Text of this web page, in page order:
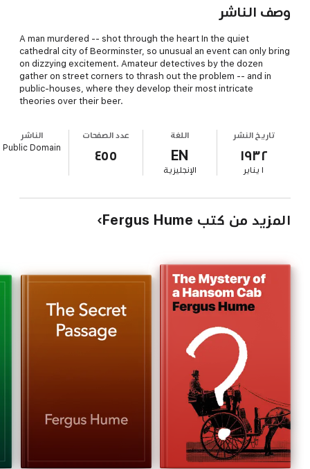
وصف الناشر
A man murdered -- shot through the heart In the quiet
cathedral city of Beorminster, so unusual an event can only bring
on dizzying excitement. Amateur detectives by the dozen
gather on street corners to thrash out the problem -- and in
public-houses, where they develop their most intricate
theories over their beer.
تاريخ النشر
١٩٣٢
١ يناير
اللغة
EN
الإنجليزية
عدد الصفحات
٤٥٥
الناشر
Public Domain
المزيد من كتب Fergus Hume